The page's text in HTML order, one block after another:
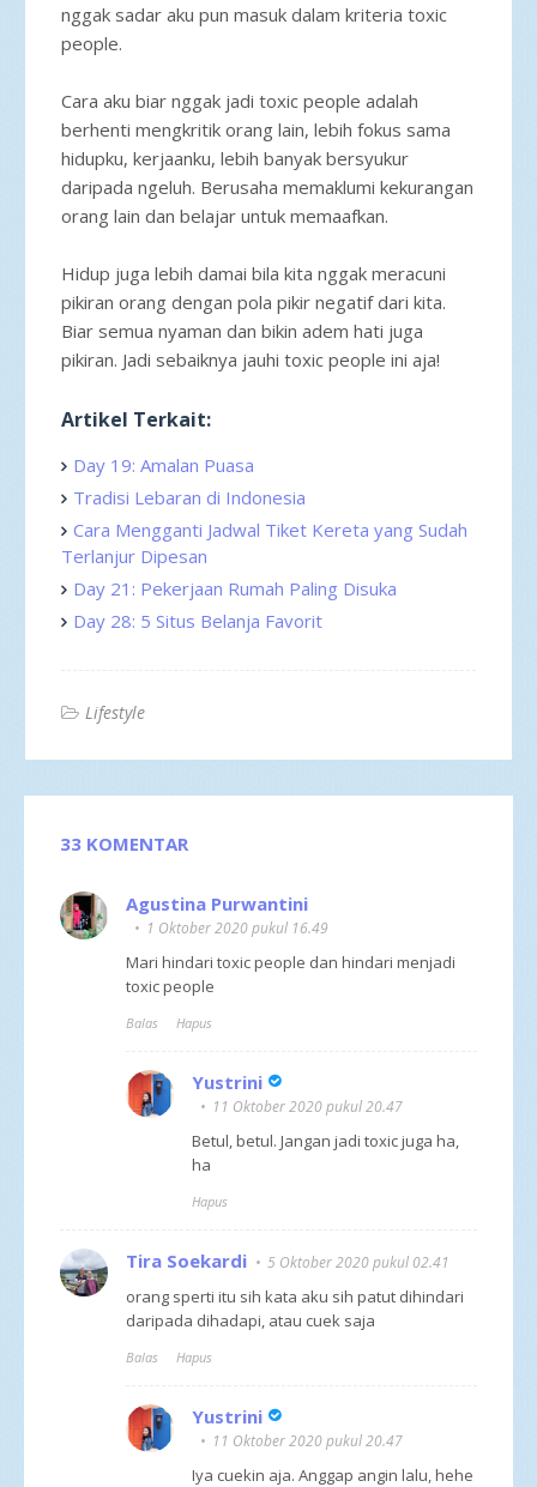
nggak sadar aku pun masuk dalam kriteria toxic
people.
Cara aku biar nggak jadi toxic people adalah
berhenti mengkritik orang lain, lebih fokus sama
hidupku, kerjaanku, lebih banyak bersyukur
daripada ngeluh. Berusaha memaklumi kekurangan
orang lain dan belajar untuk memaafkan.
Hidup juga lebih damai bila kita nggak meracuni
pikiran orang dengan pola pikir negatif dari kita.
Biar semua nyaman dan bikin adem hati juga
pikiran. Jadi sebaiknya jauhi toxic people ini aja!
Artikel Terkait:
Day 19: Amalan Puasa
Tradisi Lebaran di Indonesia
Cara Mengganti Jadwal Tiket Kereta yang Sudah
Terlanjur Dipesan
Day 21: Pekerjaan Rumah Paling Disuka
Day 28: 5 Situs Belanja Favorit
Lifestyle
33 KOMENTAR
Agustina Purwantini
1 Oktober 2020 pukul 16.49
Mari hindari toxic people dan hindari menjadi
toxic people
Balas Hapus
Yustrini
11 Oktober 2020 pukul 20.47
Betul, betul. Jangan jadi toxic juga ha,
ha
Hapus
Tira Soekardi 5 Oktober 2020 pukul 02.41
orang sperti itu sih kata aku sih patut dihindari
daripada dihadapi, atau cuek saja
Balas Hapus
Yustrini
11 Oktober 2020 pukul 20.47
Iya cuekin aja. Anggap angin lalu, hehe